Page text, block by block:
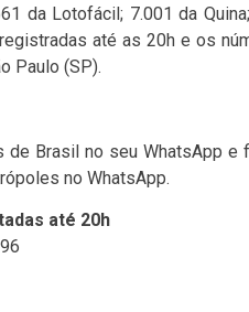
da Lotofácil; 7.001 da
até as 20h e os
Paulo (SP).
de Brasil no seu WhatsApp
no WhatsApp.
até 20h